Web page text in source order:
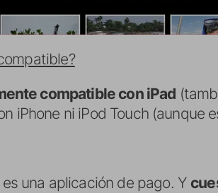
compatible con iPad
iPhone ni iPod Touch (aunque
una aplicación de pago. Y